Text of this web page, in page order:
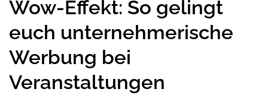
Wow-Effekt: So gelingt
euch unternehmerische
Werbung bei
Veranstaltungen